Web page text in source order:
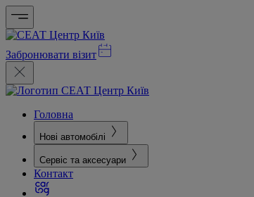
Забронювати візит
Головна
Нові автомобілі
Сервіс та аксесуари
Контакт